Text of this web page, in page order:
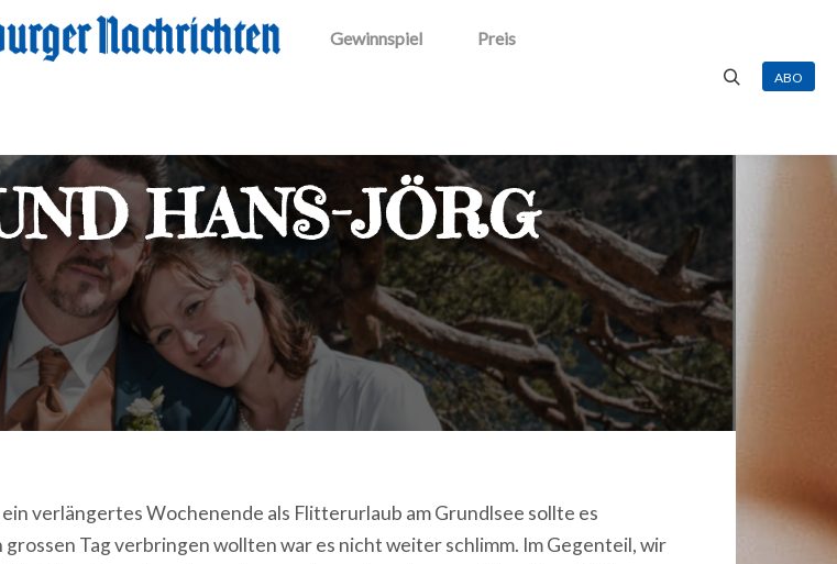
Gewinnspiel Preis
ABO
HANS-JÖRG
verlängertes Wochenende als Flitterurlaub am Grundlsee sollte es
Tag verbringen wollten war es nicht weiter schlimm. Im Gegenteil, wir